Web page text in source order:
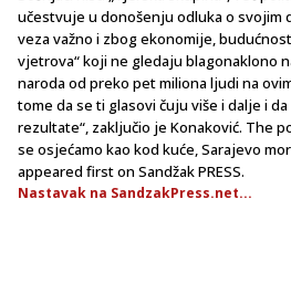
učestvuje u donošenju odluka o svojim
veza važno i zbog ekonomije,
vjetrova“ koji ne gledaju blagonaklono
naroda od preko pet miliona ljudi na
tome da se ti glasovi čuju više i dalje i
rezultate“, zaključio je Konaković. The
se osjećamo kao kod kuće, Sarajevo
appeared first on Sandžak PRESS.
Nastavak na SandzakPress.net...